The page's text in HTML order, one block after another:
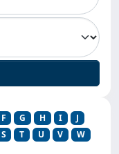
F G H I
J
S T U V
W